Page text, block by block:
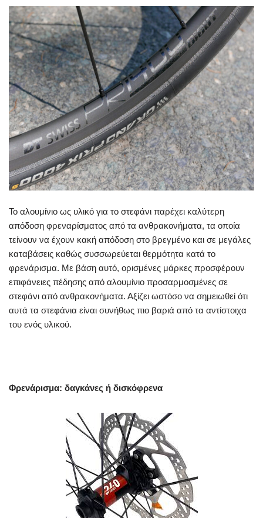
Το αλουμίνιο ως υλικό για το στεφάνι παρέχει καλύτερη
απόδοση φρεναρίσματος από τα ανθρακονήματα, τα οποία
τείνουν να έχουν κακή απόδοση στο βρεγμένο και σε μεγάλες
καταβάσεις καθώς συσσωρεύεται θερμότητα κατά το
φρενάρισμα. Με βάση αυτό, ορισμένες μάρκες προσφέρουν
επιφάνειες πέδησης από αλουμίνιο προσαρμοσμένες σε
στεφάνι από ανθρακονήματα. Αξίζει ωστόσο να σημειωθεί ότι
αυτά τα στεφάνια είναι συνήθως πιο βαριά από τα αντίστοιχα
του ενός υλικού.
Φρενάρισμα: δαγκάνες ή δισκόφρενα